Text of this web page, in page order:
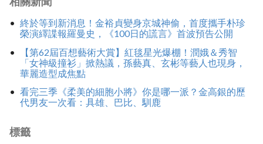
終於等到新消息！金裕貞變身京城神偷，首度攜手朴珍
榮演繹諜報羅曼史，《100日的謊言》首波預告公開
【第62屆百想藝術大賞】紅毯星光爆棚！潤娥＆秀智
「女神級撞衫」掀熱議，孫藝真、玄彬等藝人也現身，
華麗造型成焦點
看完三季《柔美的細胞小將》你是哪一派？金高銀的歷
代男友一次看：具雄、巴比、馴鹿
標籤